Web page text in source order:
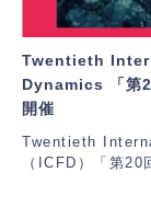
Twentieth
Dynamics 「第
開催
Twentieth
（ICFD）「第